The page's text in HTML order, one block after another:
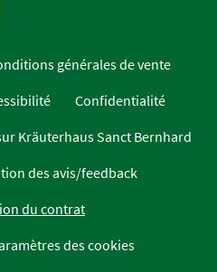
générales de vente
Confidentialité
Kräuterhaus Sanct Bernhard
des avis/feedback
du contrat
des cookies